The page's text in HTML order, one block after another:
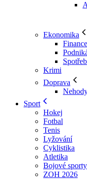
Ekonomika
Krimi
Doprava
Sport
Hokej
Fotbal
Tenis
Lyžování
Cyklistika
Atletika
Bojové sporty
ZOH 2026